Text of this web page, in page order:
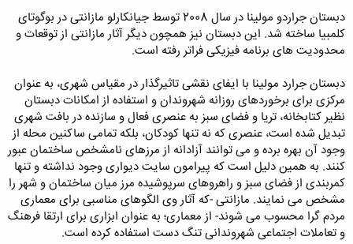
ع
دبستان جراردو مولینا در سال 2008 توسط جیانکارلو مازانتی در بوگوتای
کلمبیا ساخته شد. این دبستان نیز همچون دیگر آثار مازانتی از توقعات و
محدودیت های برنامه فیزیکی فراتر رفته است.
دبستان جرارد مولینا با ایفای نقشی تاثیرگذار در مقیاس شهری، به عنوان
مرکزی برای برخوردهای روزانه شهروندان و استفاده از امکانات دبستان
نظیر کتابخانه، تریا و فضای سبز به عنصری فعال و سازنده در بافت شهری
تبدیل شده است، عنصری که نه تنها کودکان، بلکه تمامی ساکنین محله از
وجود آن بهره برده و می توانند آزادانه از مرزهای نامشخص ساختمان عبور
کنند. به همین دلیل است که پیرامون سایت دیواری وجود نداشته و تنها
کمربندی از فضای سبز و راهروهای سرپوشیده مرز میان ساختمان و شهر را
مشخص می نمایند. مازانتی -که آثار وی الگوهای مناسبی برای معماری
مردم گرا محسوب می شوند- از معماری؛ به عنوان ابزاری برای ارتقا فرهنگ
و تعاملات اجتماعی شهروندانی تنگ دست استفاده کرده است.